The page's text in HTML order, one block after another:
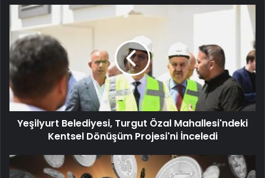
Yeşilyurt Belediyesi, Turgut Özal Mahallesi'ndeki
Kentsel Dönüşüm Projesi'ni İnceledi